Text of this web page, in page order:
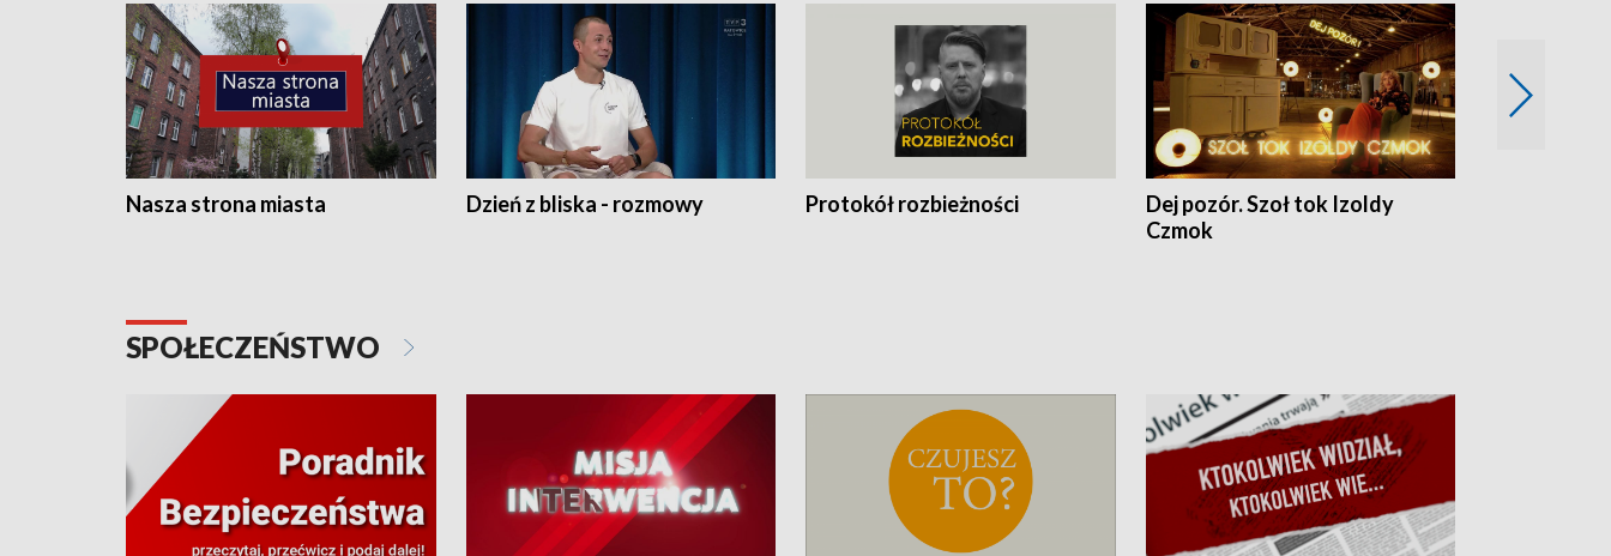
Nasza strona miasta Dzień z bliska - rozmowy Protokół rozbieżności
Dej pozór. Szoł tok Izoldy
Czmok
SPOŁECZEŃSTWO